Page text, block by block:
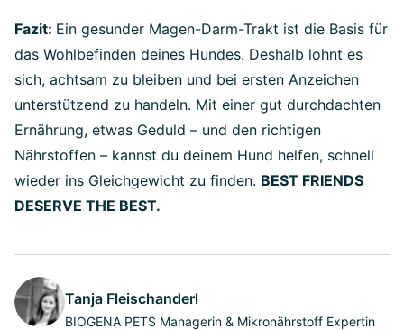
Fazit: Ein gesunder Magen-Darm-Trakt ist die Basis für
das Wohlbefinden deines Hundes. Deshalb lohnt es
sich, achtsam zu bleiben und bei ersten Anzeichen
unterstützend zu handeln. Mit einer gut durchdachten
Ernährung, etwas Geduld – und den richtigen
Nährstoffen – kannst du deinem Hund helfen, schnell
wieder ins Gleichgewicht zu finden. BEST FRIENDS
DESERVE THE BEST.
Tanja Fleischanderl
BIOGENA PETS Managerin & Mikronährstoff Expertin